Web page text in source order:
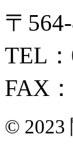
〒
TEL
FAX
© 2023